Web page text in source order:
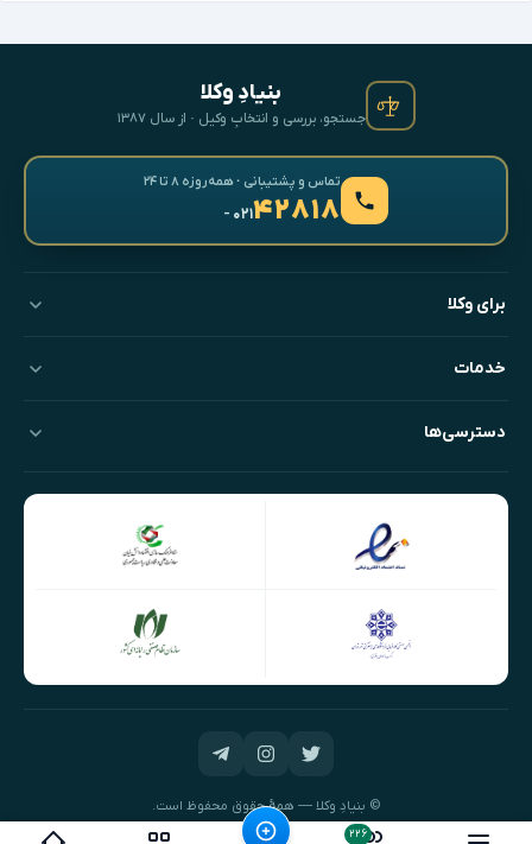
۲۲۶
بنیادِ وکلا
جستجو، بررسی و انتخابِ وکیل · از سال ۱۳۸۷
تماس و پشتیبانی · همه‌روزه ۸ تا ۲۴
۴۲۸۱۸- ۰۲۱
برای وکلا
خدمات
دسترسی‌ها
© بنیادِ وکلا — همهٔ حقوق محفوظ است.
طراحی و توسعه:نیک‌داده‌پرداز